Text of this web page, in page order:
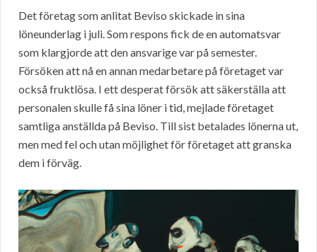
Det företag som anlitat Beviso skickade in sina
löneunderlag i juli. Som respons fick de en automatsvar
som klargjorde att den ansvarige var på semester.
Försöken att nå en annan medarbetare på företaget var
också fruktlösa. I ett desperat försök att säkerställa att
personalen skulle få sina löner i tid, mejlade företaget
samtliga anställda på Beviso. Till sist betalades lönerna ut,
men med fel och utan möjlighet för företaget att granska
dem i förväg.